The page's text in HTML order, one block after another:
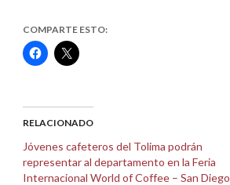
COMPARTE ESTO:
Haz
clic
(Se
abre
una
ventana
nueva)
Haz
clic
(Se
abre
una
ventana
nueva)
RELACIONADO
Jóvenes cafeteros del Tolima podrán
representar al departamento en la Feria
Internacional World of Coffee – San Diego